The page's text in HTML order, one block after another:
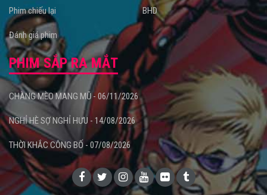
Phim chiếu lại
Đánh giá phim
BHD
PHIM SẮP RA MẮT
CHÀNG MÈO MANG MŨ - 06/11/2026
NGHỈ HÈ SỢ NGHỈ HƯU - 14/08/2026
THỜI KHẮC CÔNG BỐ - 07/08/2026